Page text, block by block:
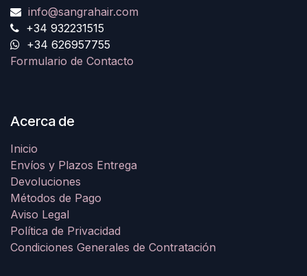
info@sangrahair.com
+34 932231515
+34 626957755
Formulario de Contacto
Acerca de
Inicio
Envíos y Plazos Entrega
Devoluciones
Métodos de Pago
Aviso Legal
Política de Privacidad
Condiciones Generales de Contratación